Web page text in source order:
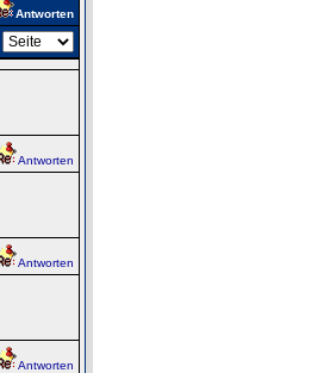
Antworten
Antworten
Antworten
Antworten